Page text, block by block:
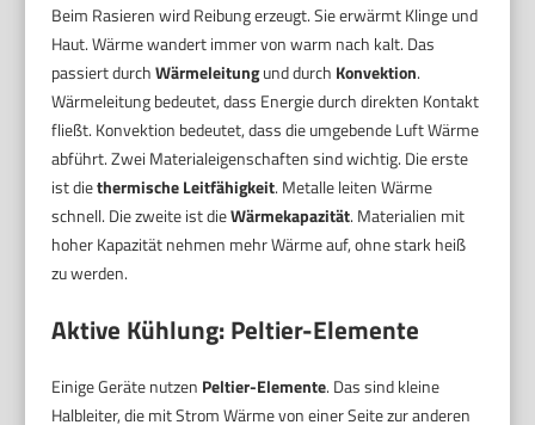
Beim Rasieren wird Reibung erzeugt. Sie erwärmt Klinge und
Haut. Wärme wandert immer von warm nach kalt. Das
passiert durchWärmeleitungund durch Konvektion.
Wärmeleitung bedeutet, dass Energie durch direkten Kontakt
fließt. Konvektion bedeutet, dass die umgebende Luft Wärme
abführt. Zwei Materialeigenschaften sind wichtig. Die erste
ist diethermische Leitfähigkeit. Metalle leiten Wärme
schnell. Die zweite ist dieWärmekapazität. Materialien mit
hoher Kapazität nehmen mehr Wärme auf, ohne stark heiß
zu werden.
Aktive Kühlung: Peltier-Elemente
Einige Geräte nutzen Peltier-Elemente. Das sind kleine
Halbleiter, die mit Strom Wärme von einer Seite zur anderen